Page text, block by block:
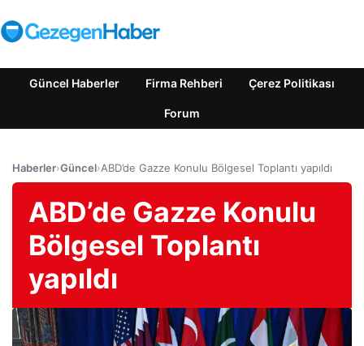
Güncel Haberler Firma Rehberi Çerez Politikası
Forum
Haberler›Güncel›ABD’de Gazze Konulu Bölgesel Toplantı yapıldı
ABD’de Gazze Konulu
Bölgesel Toplantı
yapıldı